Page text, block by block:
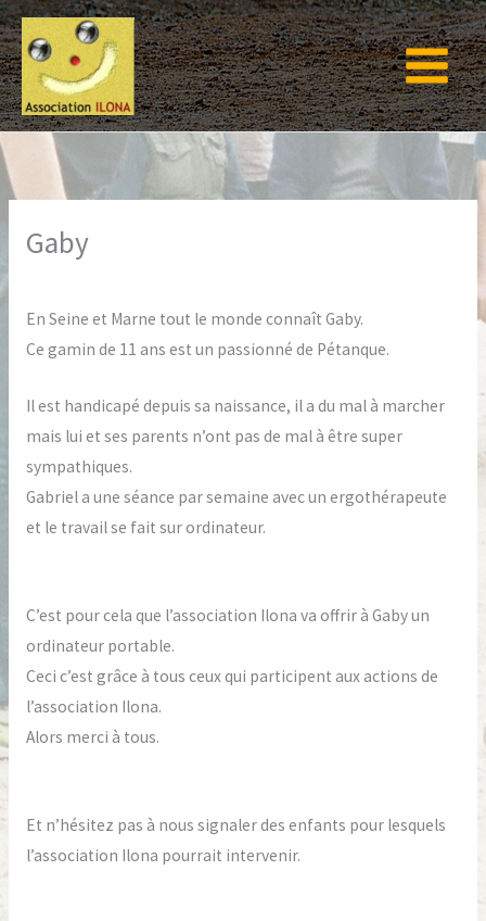
Aller
au
contenu
Gaby
En Seine et Marne tout le monde connaît Gaby.
Ce gamin de 11 ans est un passionné de Pétanque.
Il est handicapé depuis sa naissance, il a du mal à marcher
mais lui et ses parents n’ont pas de mal à être super
sympathiques.
Gabriel a une séance par semaine avec un ergothérapeute
et le travail se fait sur ordinateur.
C’est pour cela que l’association Ilona va offrir à Gaby un
ordinateur portable.
Ceci c’est grâce à tous ceux qui participent aux actions de
l’association Ilona.
Alors merci à tous.
Et n’hésitez pas à nous signaler des enfants pour lesquels
l’association Ilona pourrait intervenir.